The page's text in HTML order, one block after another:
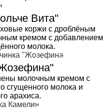
Вита"
коржи с дроблёным
кремом с добавлением
молока.
молочным кремом с
сгущенного молока и
арахиса.